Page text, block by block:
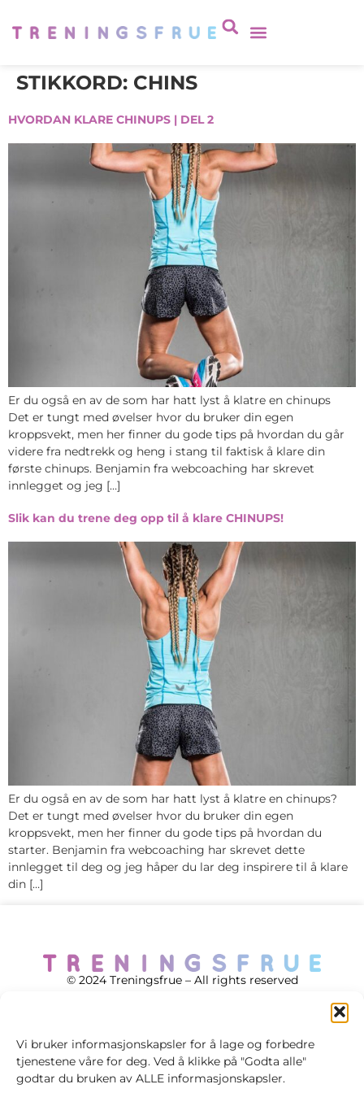
Vi bruker informasjonskapsler for å lage og forbedre
tjenestene våre for deg. Ved å klikke på "Godta alle"
godtar du bruken av ALLE informasjonskapsler.
STIKKORD: CHINS
HVORDAN KLARE CHINUPS | DEL 2
Er du også en av de som har hatt lyst å klatre en chinups
Det er tungt med øvelser hvor du bruker din egen
kroppsvekt, men her finner du gode tips på hvordan du går
videre fra nedtrekk og heng i stang til faktisk å klare din
første chinups. Benjamin fra webcoaching har skrevet
innlegget og jeg […]
Slik kan du trene deg opp til å klare CHINUPS!
Er du også en av de som har hatt lyst å klatre en chinups?
Det er tungt med øvelser hvor du bruker din egen
kroppsvekt, men her finner du gode tips på hvordan du
starter. Benjamin fra webcoaching har skrevet dette
innlegget til deg og jeg håper du lar deg inspirere til å klare
din […]
© 2024 Treningsfrue – All rights reserved
Cookie policy